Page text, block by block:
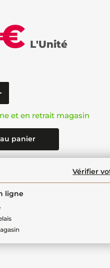
L'Unité
et en retrait magasin
panier
Vérifier
ligne